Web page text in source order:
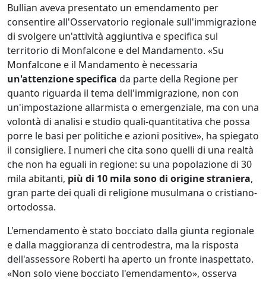
Bullian aveva presentato un emendamento per
consentire all'Osservatorio regionale sull'immigrazione
di svolgere un'attività aggiuntiva e specifica sul
territorio di Monfalcone e del Mandamento. «Su
Monfalcone e il Mandamento è necessaria
un'attenzione specifica da parte della Regione per
quanto riguarda il tema dell'immigrazione, non con
un'impostazione allarmista o emergenziale, ma con una
volontà di analisi e studio quali-quantitativa che possa
porre le basi per politiche e azioni positive», ha spiegato
il consigliere. I numeri che cita sono quelli di una realtà
che non ha eguali in regione: su una popolazione di 30
mila abitanti, più di 10 mila sono di origine straniera,
gran parte dei quali di religione musulmana o cristiano-
ortodossa.
L'emendamento è stato bocciato dalla giunta regionale
e dalla maggioranza di centrodestra, ma la risposta
dell'assessore Roberti ha aperto un fronte inaspettato.
«Non solo viene bocciato l'emendamento», osserva